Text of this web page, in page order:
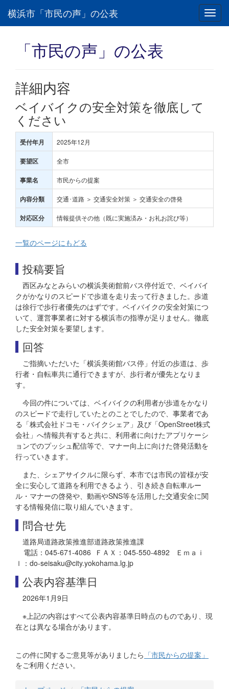
横浜市「市民の声」の公表
「市民の声」の公表
詳細内容
ベイバイクの安全対策を徹底して
ください
受付年月 2025年12月
要望区 全市
事業名 市民からの提案
内容分類 交通･道路 ＞ 交通安全対策 ＞ 交通安全の啓発
対応区分 情報提供その他（既に実施済み・お礼お詫び等）
一覧のページにもどる
投稿要旨
西区みなとみらいの横浜美術館前バス停付近で、ベイバイ
クがかなりのスピードで歩道を走り去って行きました。歩道
は徐行で歩行者優先のはずです。ベイバイクの安全対策につ
いて、運営事業者に対する横浜市の指導が足りません。徹底
した安全対策を要望します。
回答
ご指摘いただいた「横浜美術館バス停」付近の歩道は、歩
行者・自転車共に通行できますが、歩行者が優先となりま
す。
今回の件については、ベイバイクの利用者が歩道をかなり
のスピードで走行していたとのことでしたので、事業者であ
る「株式会社ドコモ・バイクシェア」及び「OpenStreet株式
会社」へ情報共有すると共に、利用者に向けたアプリケーシ
ョンでのプッシュ配信等で、マナー向上に向けた啓発活動を
行っていきます。
また、シェアサイクルに限らず、本市では市民の皆様が安
全に安心して道路を利用できるよう、引き続き自転車ルー
ル・マナーの啓発や、動画やSNS等を活用した交通安全に関
する情報発信に取り組んでいきます。
問合せ先
道路局道路政策推進部道路政策推進課
電話：045-671-4086 ＦＡＸ：045-550-4892 Ｅｍａｉ
ｌ：do-seisaku@city.yokohama.lg.jp
公表内容基準日
2026年1月9日
※上記の内容はすべて公表内容基準日時点のものであり、現
在とは異なる場合があります。
この件に関するご意見等がありましたら 「市民からの提案」
をご利用ください。